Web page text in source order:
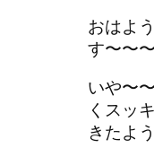
おはよ
す〜〜
いや〜
くスッ
きたよ